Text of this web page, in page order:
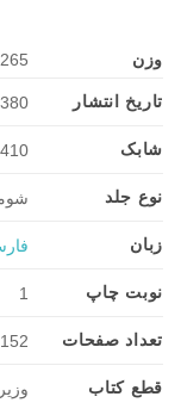
وزن 265 گرم
تاریخ انتشار
شابک
نوع جلد
زبان
نوبت چاپ 1
تعداد صفحات 152
قطع کتاب